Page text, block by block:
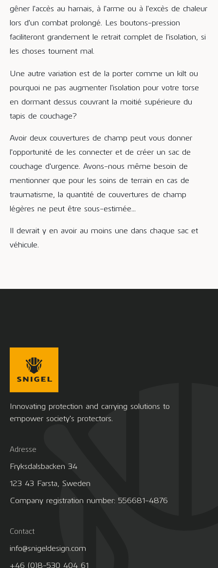
gêner l'accès au harnais, à l'arme ou à l'excès de chaleur
lors d'un combat prolongé. Les boutons-pression
faciliteront grandement le retrait complet de l'isolation, si
les choses tournent mal.
Une autre variation est de la porter comme un kilt ou
pourquoi ne pas augmenter l'isolation pour votre torse
en dormant dessus couvrant la moitié supérieure du
tapis de couchage?
Avoir deux couvertures de champ peut vous donner
l'opportunité de les connecter et de créer un sac de
couchage d'urgence. Avons-nous même besoin de
mentionner que pour les soins de terrain en cas de
traumatisme, la quantité de couvertures de champ
légères ne peut être sous-estimée...
Il devrait y en avoir au moins une dans chaque sac et
véhicule.
Innovating protection and carrying solutions to
empower society's protectors.
Adresse
Fryksdalsbacken 34
123 43 Farsta, Sweden
Company registration number: 556681-4876
Contact
info@snigeldesign.com
+46 (0)8-530 404 61